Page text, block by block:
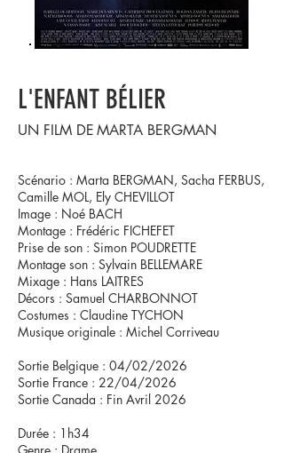
L'ENFANT BÉLIER
MARTA BERGMAN
UN FILM DE
Scénario : Marta BERGMAN, Sacha FERBUS,
Camille MOL, Ely CHEVILLOT
Image : Noé BACH
Montage : Frédéric FICHEFET
Prise de son : Simon POUDRETTE
Montage son : Sylvain BELLEMARE
Mixage : Hans LAITRES
Décors : Samuel CHARBONNOT
Costumes : Claudine TYCHON
Musique originale : Michel Corriveau
Sortie Belgique : 04/02/2026
Sortie France : 22/04/2026
Sortie Canada : Fin Avril 2026
Durée : 1h34